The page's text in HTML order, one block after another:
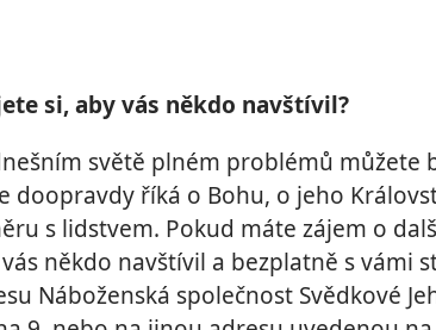
si, aby vás někdo navštívil?
světě plném problémů můžete
doopravdy říká o Bohu, o jeho
s lidstvem. Pokud máte zájem o
někdo navštívil a bezplatně s vámi
Náboženská společnost Svědkové